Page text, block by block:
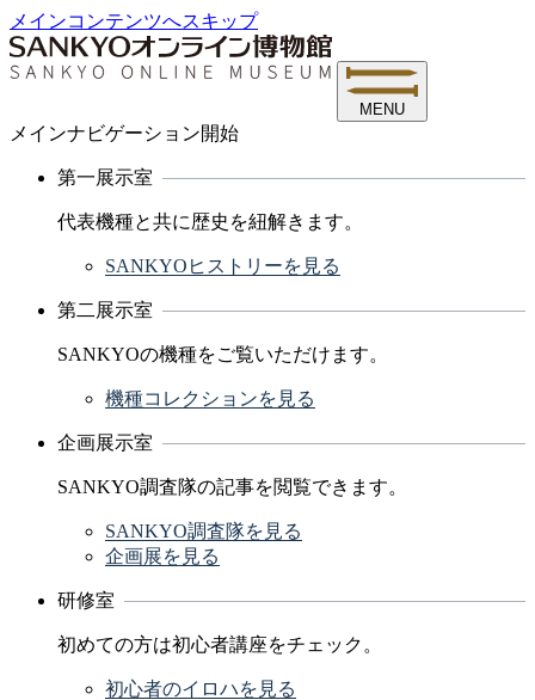
メインコンテンツへスキップ
MENU
メインナビゲーション開始
第一展示室
代表機種と共に歴史を紐解きます。
SANKYOヒストリーを見る
第二展示室
SANKYOの機種をご覧いただけます。
機種コレクションを見る
企画展示室
SANKYO調査隊の記事を閲覧できます。
SANKYO調査隊を見る
企画展を見る
研修室
初めての方は初心者講座をチェック。
初心者のイロハを見る